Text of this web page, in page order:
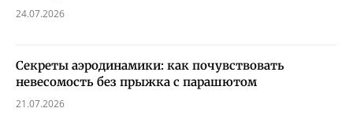
24.07.2026
Секреты аэродинамики: как почувствовать
невесомость без прыжка с парашютом
21.07.2026